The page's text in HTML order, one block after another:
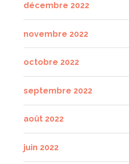
décembre 2022
novembre 2022
octobre 2022
septembre 2022
août 2022
juin 2022